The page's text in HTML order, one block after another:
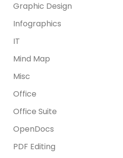
Graphic Design
Infographics
IT
Mind Map
Misc
Office
Office Suite
OpenDocs
PDF Editing